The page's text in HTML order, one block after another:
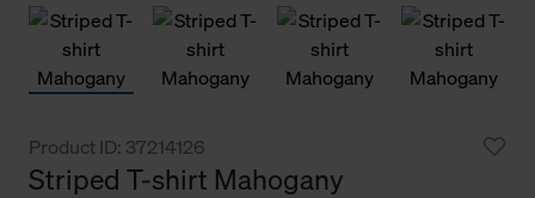
Product ID: 37214126
Striped T-shirt Mahogany